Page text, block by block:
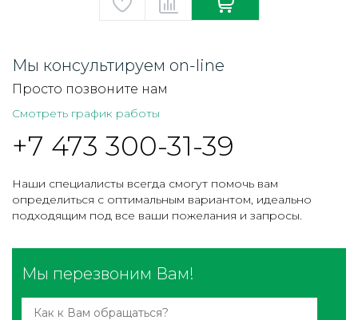
Мы консультируем on-line
Просто позвоните нам
Смотреть график работы
+7 473 300-31-39
Наши специалисты всегда смогут помочь вам
определиться с оптимальным вариантом, идеально
подходящим под все ваши пожелания и запросы.
Мы перезвоним Вам!